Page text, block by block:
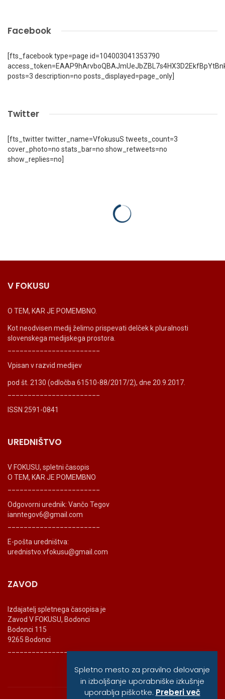
Facebook
[fts_facebook type=page id=104003041353790
posts=3 description=no posts_displayed=page_only]
Twitter
[fts_twitter twitter_name=VfokusuS tweets_count=3
cover_photo=no stats_bar=no show_retweets=no
show_replies=no]
V FOKUSU
O TEM, KAR JE POMEMBNO.
Kot neodvisen medij želimo prispevati delček k pluralnosti
slovenskega medijskega prostora.
Vpisan v razvid medijev
pod št. 2130 (odločba 61510-88/2017/2), dne 20.9.2017.
ISSN 2591-0841
UREDNIŠTVO
V FOKUSU, spletni časopis
O TEM, KAR JE POMEMBNO
Odgovorni urednik: Vančo Tegov
ianntegov6@gmail.com
E-pošta uredništva:
urednistvo.vfokusu@gmail.com
ZAVOD
Izdajatelj spletnega časopisa je
Zavod V FOKUSU, Bodonci
Bodonci 115
9265 Bodonci
_______________________
Spletno mesto za pravilno delovanje
in izboljšanje uporabniške izkušnje
uporablja piškotke. Preberi več